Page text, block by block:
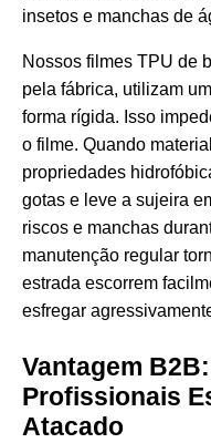
insetos e manchas de
Nossos filmes TPU de
pela fábrica, utilizam
forma rígida. Isso
o filme. Quando
propriedades
gotas e leve a sujeira
riscos e manchas
manutenção regular
estrada escorrem
esfregar
Vantagem
Profissionais
Atacado